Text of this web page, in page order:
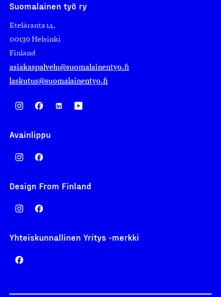
Suomalainen työ ry
Eteläranta 14,
00130 Helsinki
Finland
asiakaspalvelu@suomalainentyo.fi
laskutus@suomalainentyo.fi
Avainlippu
Design From Finland
Yhteiskunnallinen Yritys -merkki